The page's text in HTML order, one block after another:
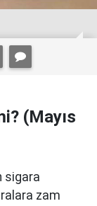
(Mayıs
sigara
zam